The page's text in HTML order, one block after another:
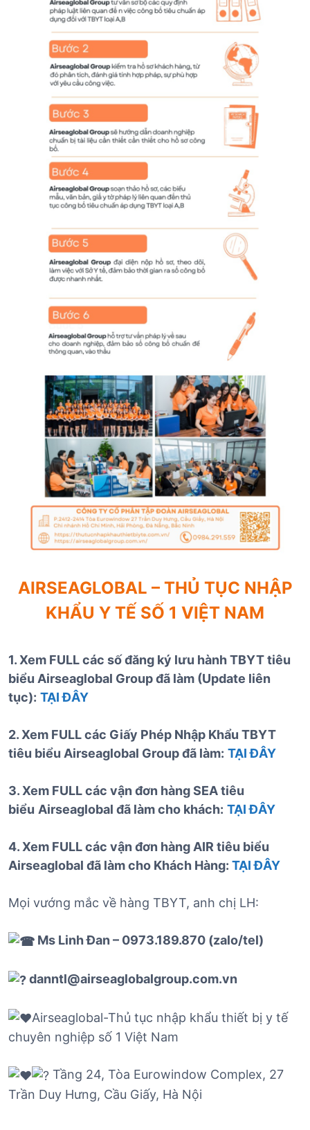
AIRSEAGLOBAL – THỦ TỤC NHẬP
KHẨU Y TẾ SỐ 1 VIỆT NAM
1. Xem FULL các số đăng ký lưu hành TBYT tiêu
biểu Airseaglobal Group đã làm (Update liên
tục): TẠI ĐÂY
2. Xem FULL các Giấy Phép Nhập Khẩu TBYT
tiêu biểu Airseaglobal Group đã làm: TẠI ĐÂY
3. Xem FULL các vận đơn hàng SEA tiêu
biểu Airseaglobal đã làm cho khách: TẠI ĐÂY
4. Xem FULL các vận đơn hàng AIR tiêu biểu
Airseaglobal đã làm cho Khách Hàng: TẠI ĐÂY
Mọi vướng mắc về hàng TBYT, anh chị LH:
Ms Linh Đan – 0973.189.870 (zalo/tel)
danntl@airseaglobalgroup.com.vn
Airseaglobal-Thủ tục nhập khẩu thiết bị y tế
chuyên nghiệp số 1 Việt Nam
Tầng 24, Tòa Eurowindow Complex, 27
Trần Duy Hưng, Cầu Giấy, Hà Nội